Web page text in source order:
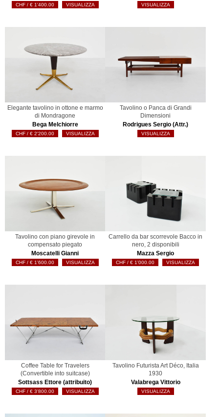
€1'400.00 VISUALIZZA VISUALIZZA
Elegante tavolino in ottone e marmo
di Mondragone
Bega Melchiorre
€2'200.00 VISUALIZZA
Tavolino o Panca di Grandi
Dimensioni
Rodrigues Sergio (Attr.)
VISUALIZZA
Tavolino con piano girevole in
compensato piegato
Moscatelli Gianni
€1'600.00 VISUALIZZA
Carrello da bar scorrevole Bacco in
nero, 2 disponibili
Mazza Sergio
€ 1'000.00 VISUALIZZA
Coffee Table for Travelers
(Convertible into suitcase)
Sottsass Ettore (attribuito)
€3'800.00 VISUALIZZA
Tavolino Futurista Art Déco, Italia
1930
Valabrega Vittorio
VISUALIZZA